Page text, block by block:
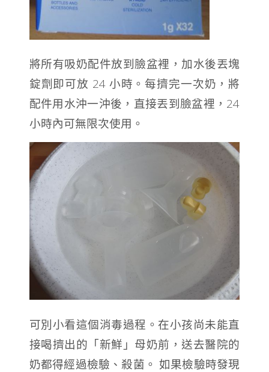
將所有吸奶配件放到臉盆裡，加水後丟塊
錠劑即可放 24 小時。每擠完一次奶，將
配件用水沖一沖後，直接丟到臉盆裡，24
小時內可無限次使用。
可別小看這個消毒過程。在小孩尚未能直
接喝擠出的「新鮮」母奶前，送去醫院的
奶都得經過檢驗、殺菌。 如果檢驗時發現